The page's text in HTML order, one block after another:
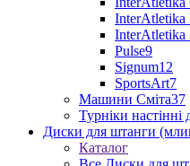
InterAtletika
InterAtletika
Pulse9
Signum12
SportsArt7
Машини Сміта37
Турніки настінні
Диски для штанги
Каталог